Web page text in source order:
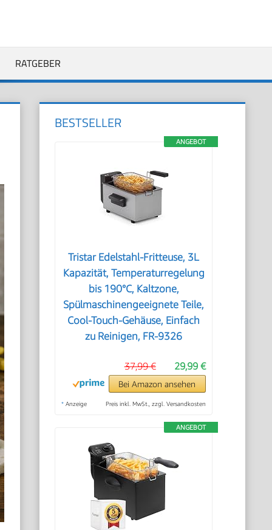
RATGEBER
BESTSELLER
ANGEBOT
Tristar Edelstahl-Fritteuse, 3L
Kapazität, Temperaturregelung
bis 190°C, Kaltzone,
Spülmaschinengeeignete Teile,
Cool-Touch-Gehäuse, Einfach
zu Reinigen, FR-9326
29,99 €
37,99 €
Bei Amazon ansehen
* Anzeige Preis inkl. MwSt., zzgl. Versandkosten
ANGEBOT